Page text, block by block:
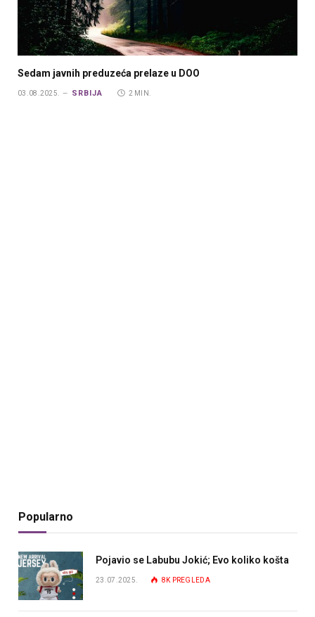
Sedam javnih preduzeća prelaze u DOO
03.08.2025. SRBIJA 2 MIN.
Popularno
Pojavio se Labubu Jokić; Evo koliko košta
23.07.2025. 8K PREGLEDA